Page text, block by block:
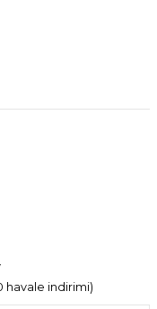
havale indirimi)